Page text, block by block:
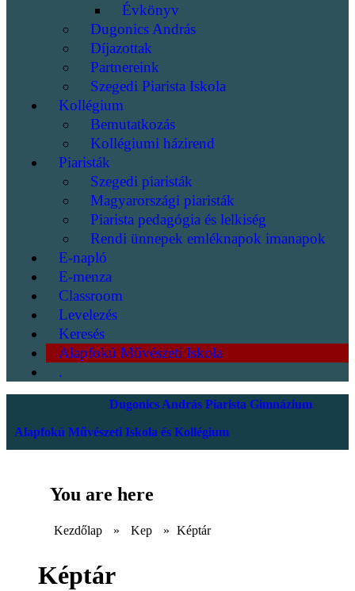
Évkönyv
Dugonics András
Díjazottak
Partnereink
Szegedi Piarista Iskola
Kollégium
Bemutatkozás
Kollégiumi házirend
Piaristák
Szegedi piaristák
Magyarországi piaristák
Piarista pedagógia és lelkiség
Rendi ünnepek emléknapok imanapok
E-napló
E-menza
Classroom
Levelezés
Keresés
Alapfokú Művészeti Iskola
.
Dugonics András Piarista Gimnázium
Alapfokú Művészeti Iskola és Kollégium
You are here
Kezdőlap » Kep » Képtár
Képtár